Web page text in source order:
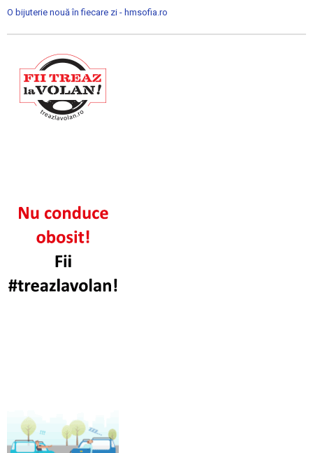
O bijuterie nouă în fiecare zi - hmsofia.ro